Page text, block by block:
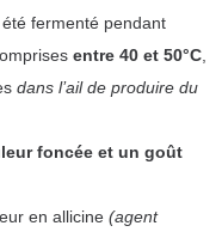
été fermenté pendant
entre 40 et 50°C
dans l’ail de produire du
foncée et un goût
en allicine (agent